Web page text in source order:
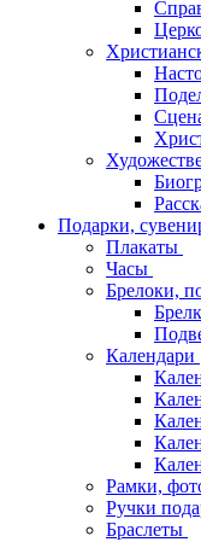
Подарки,
Плакаты
Часы
Брелоки,
Календари
Рамки,
Ручки
Браслеты